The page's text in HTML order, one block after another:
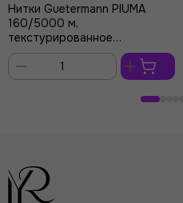
Нитки Guetermann PIUMA
160/5000 м,
текстурированное
микроволокно, айвори 004
корзину